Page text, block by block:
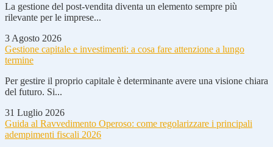
La gestione del post-vendita diventa un elemento sempre più
rilevante per le imprese...
3 Agosto 2026
Gestione capitale e investimenti: a cosa fare attenzione a lungo
termine
Per gestire il proprio capitale è determinante avere una visione chiara
del futuro. Si...
31 Luglio 2026
Guida al Ravvedimento Operoso: come regolarizzare i principali
adempimenti fiscali 2026